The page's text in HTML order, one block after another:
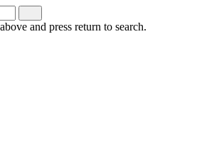
and press return to search.